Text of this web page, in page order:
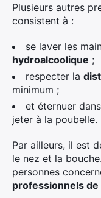
Plusieurs autres
consistent à :
se laver les
hydroalcoolique ;
respecter la
minimum ;
et éternuer
jeter à la poubelle.
Par ailleurs, il est
le nez et la
personnes
professionnels de